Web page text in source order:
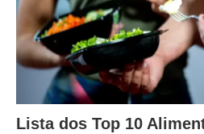
Lista dos Top 10